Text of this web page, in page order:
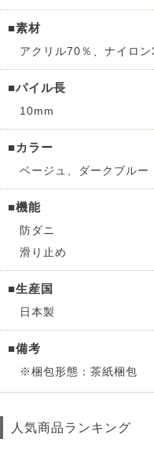
100×198cm(レースカー
防炎カーテン
ミラーレースカーテン
遮熱レースカーテン
カーテンをテイストで選
花・植物柄(厚地カーテ
モダン柄(厚地カーテン)
無地・無地調(厚地カーテ
無地・無地調(レースカー
カーテン生地 無料サン
DESIGN LIFE
colne
カーテンデザイン一覧
200×250cm程度
220×250cm程度
100×100cm（円形）
150×150cm（円形）
200×200cm（円形）
その他のサイズ
防ダニラグ
アレルゲン抑制ラグ
消臭ラグ
洗えるラグ
滑り止め加工ラグ
冷感・涼感ラグ
吸湿・発熱ラグ
ラグのお手入れ方法
261×352cm（江戸間6畳
352×352cm（江戸間8畳
191×191cm（本間2畳）
191×286cm（本間3畳）
286×286cm（本間4.5畳）
286×382cm（本間6畳）
カーペットの選び方講座
カーペットのお手入れ方
カーペットデザイン一覧
約55×85cm
約60×90cm
約70×120cm
円形・変形サイズ
約45×120cm
約45×180cm
約45×240cm
約45×270cm
マットを機能で選ぶ
洗えるマット
滑り止め加工
マットのお手入れ方法
マットデザイン一覧
ラグ
マット
雑貨
キャラクターで選ぶ
ミッキー／MICKEY
プー／POOH
アリス／ALICE
ディズニープリンセス
プレミアムコレクション
スリッパ
トイレタリー
布・生地
キッチン収納・ラック
キッチン小物
玄関用品
バス・トイレ・ランドリー
シリーズで選ぶ
Tower タワー
Tosca トスカ
KINTO キントー
布団カバー
テーブルセンター
革小物
colne
PEANUTS（ピーナッツ）
Disney（ディズニー）
カーテンサイズの測り方
カーテンの形状記憶加工
ミラーレースカーテンと
■素材
アクリル70％、ナイロン
■パイル長
10mm
■カラー
ベージュ、ダークブルー
■機能
防ダニ
滑り止め
■生産国
日本製
■備考
※梱包形態：茶紙梱包
人気商品ランキング